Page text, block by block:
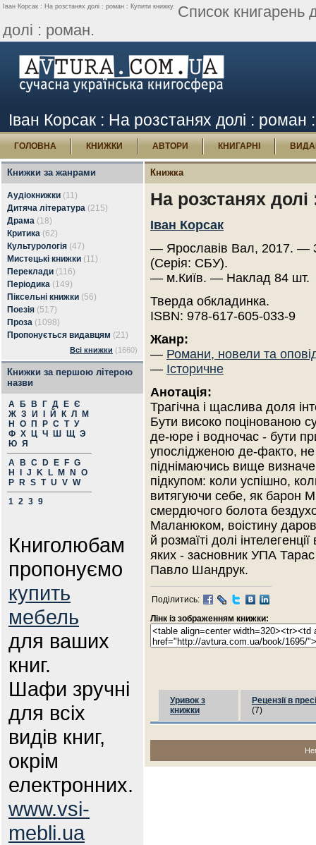
Іван Корсак : На розстанях долі : роман : Купити книжку. Список книгарень
долі : роман.
Іван Корсак : На розстанях долі : роман
ГОЛОВНА КНИЖКИ АВТОРИ КНИГАРНІ
Книжки за жанрами
Аудіокнижки (11)
Дитяча література (215)
Драма (18)
Критика (62)
Культурологія (47)
Мистецькі книжки (11)
Переклади (116)
Періодика (149)
Піксельні книжки (56)
Поезія (517)
Проза (1098)
Пропонується видавцям (21)
Всі книжки (1660)
Книжки за першою літерою
назви
А Б В Г Д Е Є
Ж З И Й К Л
М
Н
О П Р С Т У
Ф Х Ц Ч Ш Щ Э
Ю Я
A
B C D E F G
H
J K L M N
O
P
R S T U V W
1 2 3 9
Книголюбам
пропонуємо
купить
мебель
для ваших
книг.
Шафи зручні
для всіх
видів книг,
окрім
електронних.
www.vsi-
mebli.ua
Книжка
На розстанях
Іван Корсак
— Ярославів Вал, 2017. —
(Серія: СБУ).
— м.Київ. — Наклад 84 шт.
Тверда обкладинка.
ISBN: 978-617-605-033-9
Жанр:
— Романи, новели та
— Історичне
Анотація:
Трагічна і щаслива доля
Бути високо поцінованою
де-юре і водночас - бути
упослідженою де-факто, не
піднімаючись вище
підкупом: коли успішно,
витягуючи себе, як барон
смердючого болота
Маланюком, воістину
й розмаїті долі
яких - засновник УПА
Павло Шандрук.
Поділитись:
Лінк із зображенням книжки:
Уривок з
книжки
Рецензії в пресі
(7)